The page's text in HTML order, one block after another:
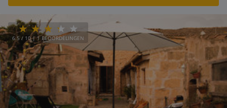
6.5 / 10 |1 BEOORDELINGEN